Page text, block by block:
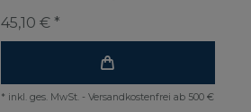
45,10 € *
* inkl. ges. MwSt. - Versandkostenfrei ab 500 €